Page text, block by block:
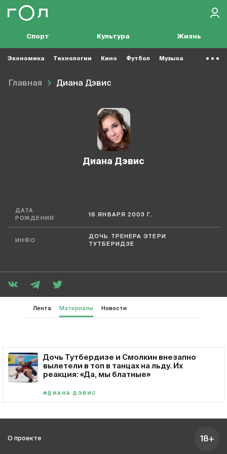
Спорт Культура Жизнь
Экономика Технологии Кино Футбол Музыка
Главная Диана Дэвис
Диана Дэвис
ДАТА
РОЖДЕНИЯ
16 ЯНВАРЯ 2003 Г.
ИНФО
ДОЧЬ ТРЕНЕРА ЭТЕРИ
ТУТБЕРИДЗЕ
Лента Материалы Новости
Дочь Тутбердизе и Смолкин внезапно
вылетели в топ в танцах на льду. Их
реакция: «Да, мы блатные»
#ДИАНА ДЭВИС
О проекте 18+